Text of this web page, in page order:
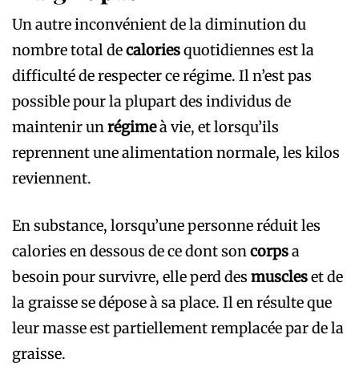
Un autre inconvénient de la diminution du
nombre total decaloriesquotidiennes est la
difficulté de respecter ce régime. Il n’est pas
possible pour la plupart des individus de
maintenir unrégimeà vie, et lorsqu’ils
reprennent une alimentation normale, les kilos
reviennent.
En substance, lorsqu’une personne réduit les
calories en dessous de ce dont soncorpsa
besoin pour survivre, elle perd des muscleset de
la graisse se dépose à sa place. Il en résulte que
leur masse est partiellement remplacée par de la
graisse.